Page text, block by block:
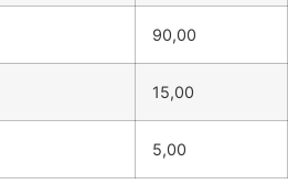
90,00
15,00
5,00